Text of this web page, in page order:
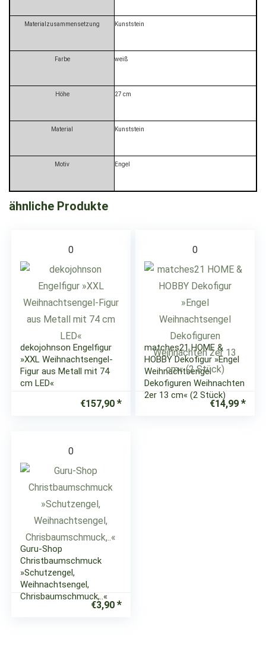
Materialzusammensetzung Kunststein
Farbe weiß
Höhe 27 cm
Material Kunststein
Motiv Engel
ähnliche Produkte
0
dekojohnson Engelfigur
»XXL Weihnachtsengel-
Figur aus Metall mit 74
cm LED«
€157,90
0
matches21 HOME &
HOBBY Dekofigur »Engel
Weihnachtsengel
Dekofiguren Weihnachten
2er 13 cm« (2 Stück)
€14,99
0
Guru-Shop
Christbaumschmuck
»Schutzengel,
Weihnachtsengel,
Chrisbaumschmuck,..«
€3,90